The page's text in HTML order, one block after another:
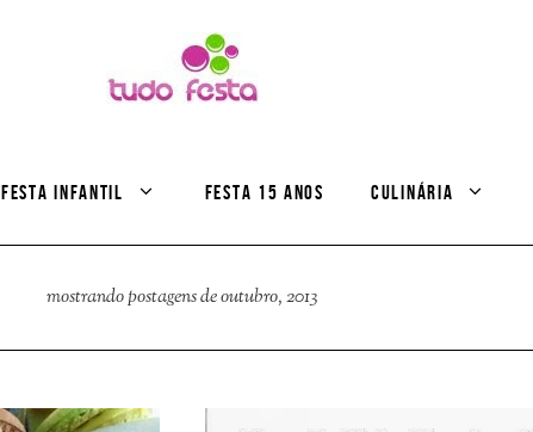
FESTA INFANTIL FESTA 15 ANOS CULINÁRIA
mostrando postagens de outubro, 2013